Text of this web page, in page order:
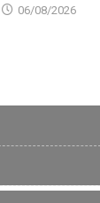
06/08/2026